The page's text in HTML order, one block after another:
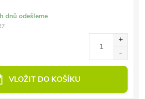
dnů odešleme
VLOŽIT DO KOŠÍKU